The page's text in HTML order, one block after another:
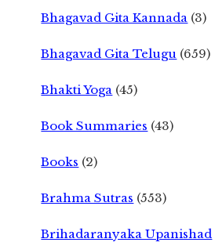
Bhagavad Gita Kannada (3)
Bhagavad Gita Telugu (659)
Bhakti Yoga (45)
Book Summaries (43)
Books (2)
Brahma Sutras (553)
Brihadaranyaka Upanishad